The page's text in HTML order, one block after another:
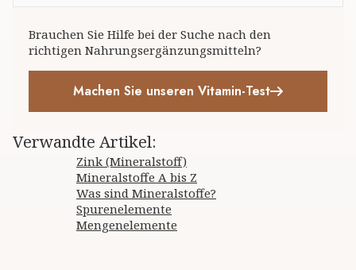
Brauchen Sie Hilfe bei der Suche nach den
richtigen Nahrungsergänzungsmitteln?
Machen Sie unseren Vitamin-Test
Verwandte Artikel:
Zink (Mineralstoff)
Mineralstoffe A bis Z
Was sind Mineralstoffe?
Spurenelemente
Mengenelemente